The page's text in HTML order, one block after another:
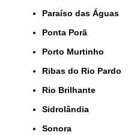
Paraíso das Águas
Ponta Porã
Porto Murtinho
Ribas do Rio Pardo
Rio Brilhante
Sidrolândia
Sonora